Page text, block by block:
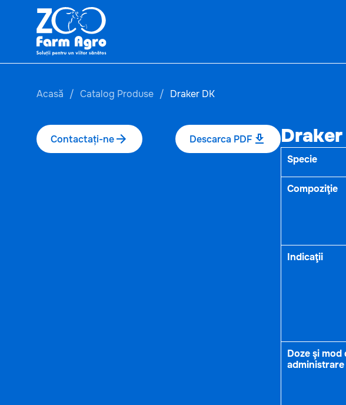
Acasă Catalog Produse Draker DK
Contactați-ne Descarca PDF
Specie
Compoziţie
Indicaţii
Doze şi mod
administrare